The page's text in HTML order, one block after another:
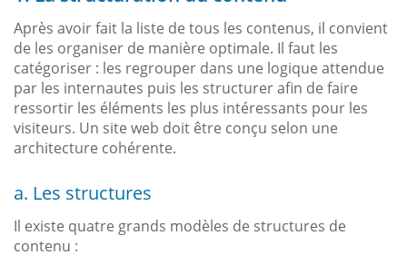
Après avoir fait la liste de tous les contenus, il convient
de les organiser de manière optimale. Il faut les
catégoriser : les regrouper dans une logique attendue
par les internautes puis les structurer afin de faire
ressortir les éléments les plus intéressants pour les
visiteurs. Un site web doit être conçu selon une
architecture cohérente.
a. Les structures
Il existe quatre grands modèles de structures de
contenu :